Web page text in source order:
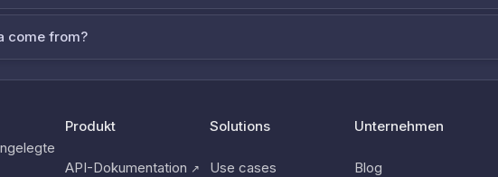
come from?
Produkt
API-Dokumentation ↗
Solutions
Use cases
Unternehmen
Blog